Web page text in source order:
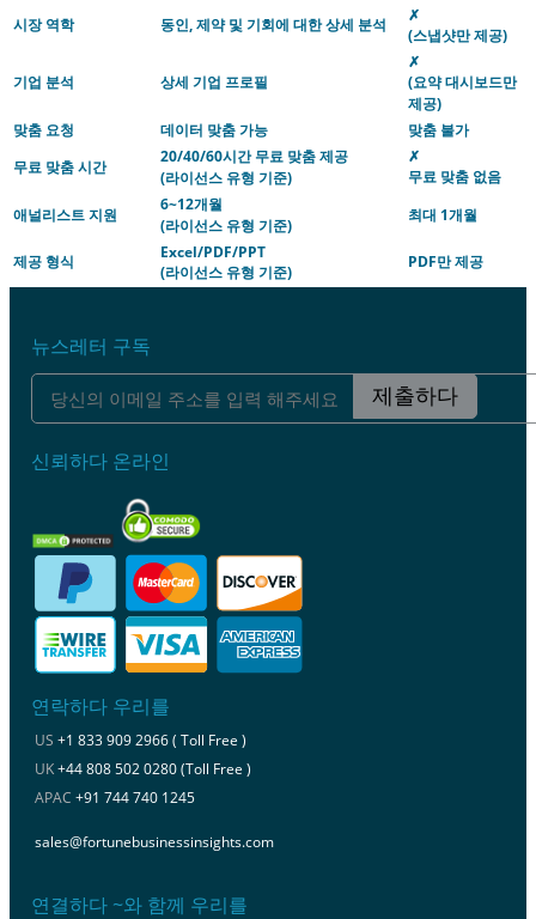
시장 역학 동인, 제약 및 기회에 대한 상세 분석
✗
(스냅샷만 제공)
기업 분석 상세 기업 프로필
✗
(요약 대시보드만
제공)
맞춤 요청
데이터 맞춤 가능
맞춤 불가
무료 맞춤 시간
20/40/60시간 무료 맞춤 제공
(라이선스 유형 기준)
✗
무료 맞춤 없음
애널리스트 지원
6~12개월
(라이선스 유형 기준)
최대 1개월
제공 형식
Excel/PDF/PPT
(라이선스 유형 기준)
PDF만 제공
뉴스레터 구독
제출하다
신뢰하다 온라인
연락하다 우리를
US +1 833 909 2966 ( Toll Free )
UK+44 808 502 0280 (Toll Free )
APAC +91 744 740 1245
sales@fortunebusinessinsights.com
연결하다 ~와 함께 우리를